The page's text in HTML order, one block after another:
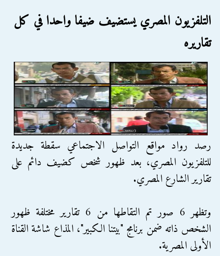
التلفزيون المصري يستضيف ضيفا واحدا في كل
تقاريره
رصد رواد مواقع التواصل الاجتماعي سقطة جديدة
للتلفزيون المصري، بعد ظهور شخص كضيف دائم على
تقارير الشارع المصري.
وتظهر 6 صور تم التقاطها من 6 تقارير مختلفة ظهور
الشخص ذاته ضمن برنامج "بيتنا الكبير"، المذاع شاشة القناة
الأولى المصرية.